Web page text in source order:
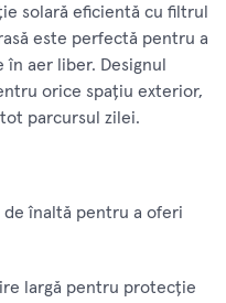
solară eficientă cu filtrul
este perfectă pentru a
aer liber. Designul
orice spațiu exterior,
parcursul zilei.
înaltă pentru a oferi
largă pentru protecție